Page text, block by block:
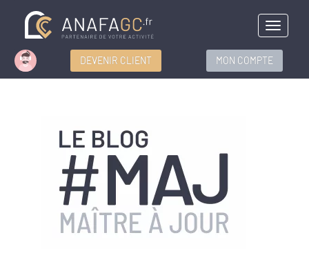
Menu
DEVENIR CLIENT MON COMPTE